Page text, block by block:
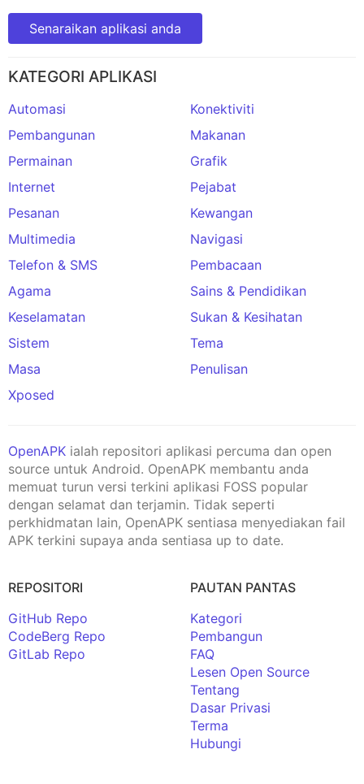
Senaraikan aplikasi anda
KATEGORI APLIKASI
Automasi
Konektiviti
Pembangunan
Makanan
Permainan
Grafik
Internet
Pejabat
Pesanan
Kewangan
Multimedia
Navigasi
Telefon & SMS
Pembacaan
Agama
Sains & Pendidikan
Keselamatan
Sukan & Kesihatan
Sistem
Tema
Masa
Penulisan
Xposed
OpenAPK ialah repositori aplikasi percuma dan open
source untuk Android. OpenAPK membantu anda
memuat turun versi terkini aplikasi FOSS popular
dengan selamat dan terjamin. Tidak seperti
perkhidmatan lain, OpenAPK sentiasa menyediakan fail
APK terkini supaya anda sentiasa up to date.
REPOSITORI
GitHub Repo
CodeBerg Repo
GitLab Repo
PAUTAN PANTAS
Kategori
Pembangun
FAQ
Lesen Open Source
Tentang
Dasar Privasi
Terma
Hubungi